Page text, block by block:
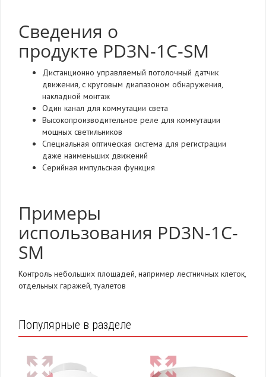
Сведения о
продукте PD3N-1C-SM
Дистанционно управляемый потолочный датчик
движения, с круговым диапазоном обнаружения,
накладной монтаж
Один канал для коммутации света
Высокопроизводительное реле для коммутации
мощных светильников
Специальная оптическая система для регистрации
даже наименьших движений
Серийная импульсная функция
Примеры
использования PD3N-1C-
SM
Контроль небольших площадей, например лестничных клеток,
отдельных гаражей, туалетов
Популярные в разделе